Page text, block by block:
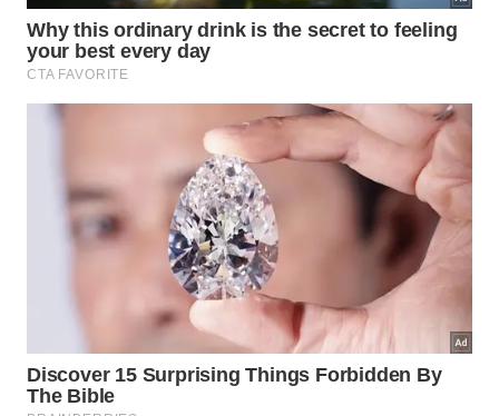
As tábuas de plástico são populares porque custam
menos, pesam pouco e podem ser lavadas com facilidade.
Imagem gerada por inteligência artificial
Por que o metal nem sempre é a
melhor escolha?